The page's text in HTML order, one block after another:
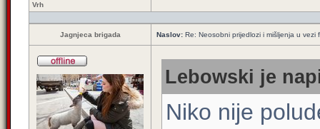
Vrh
Jagnjeca brigada Naslov: Re: Neosobni prijedlozi i mišljenja u vezi
Lebowski je
Niko nije